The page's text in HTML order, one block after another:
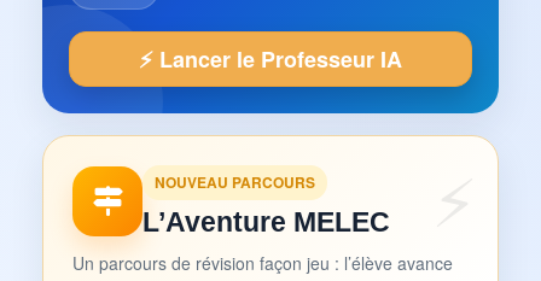
⚡ Lancer le Professeur IA
NOUVEAU PARCOURS
L’Aventure MELEC
Un parcours de révision façon jeu : l’élève avance